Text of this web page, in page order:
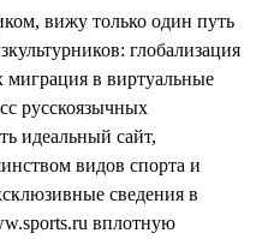
вижу только один путь
глобализация
миграция в виртуальные
русскоязычных
идеальный сайт,
видов спорта и
сведения в
вплотную